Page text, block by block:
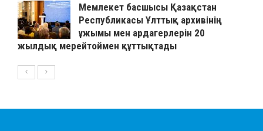
Мемлекет басшысы Қазақстан
Республикасы Ұлттық архивінің
ұжымы мен ардагерлерін 20
жылдық мерейтоймен құттықтады